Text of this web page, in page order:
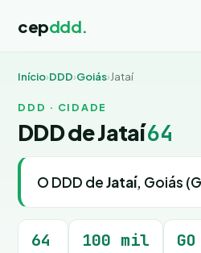
cepddd.
Início›DDD›Goiás›Jataí
DDD · CIDADE
DDD de Jataí64
O DDD deJataí, Goiás
64 100 mil GO